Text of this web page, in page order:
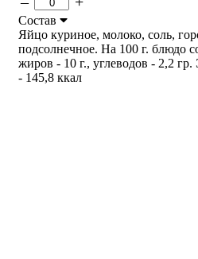
Состав
Яйцо куриное, молоко, соль,
подсолнечное. На 100 г. блюдо
жиров - 10 г., углеводов - 2,2 гр.
- 145,8 ккал